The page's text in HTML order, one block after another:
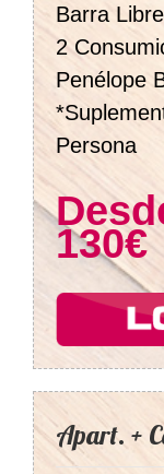
Barra
2
Penélope
Persona
130€
Apart. +